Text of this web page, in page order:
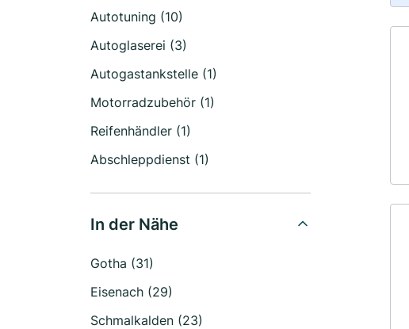
Autotuning (10)
Autoglaserei (3)
Autogastankstelle (1)
Motorradzubehör (1)
Reifenhändler (1)
Abschleppdienst (1)
In der Nähe
Gotha (31)
Eisenach (29)
Schmalkalden (23)